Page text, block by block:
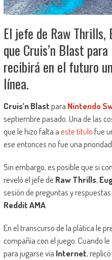
El jefe de Raw Thrills,
que Cruis’n Blast
recibirá en el futuro
línea.
Cruis’n Blastpara Nintendo
septiembre pasado. Una de las
que le hizo falta aeste títulofue
ese entonces no fue una
Sin embargo, es posible que si
reveló el jefe de Raw Thrills,
sesión de preguntas y
Reddit AMA.
En el transcurso de la plática le
compañía con el juego. Cuando
para jugarse vía Internet, replicó